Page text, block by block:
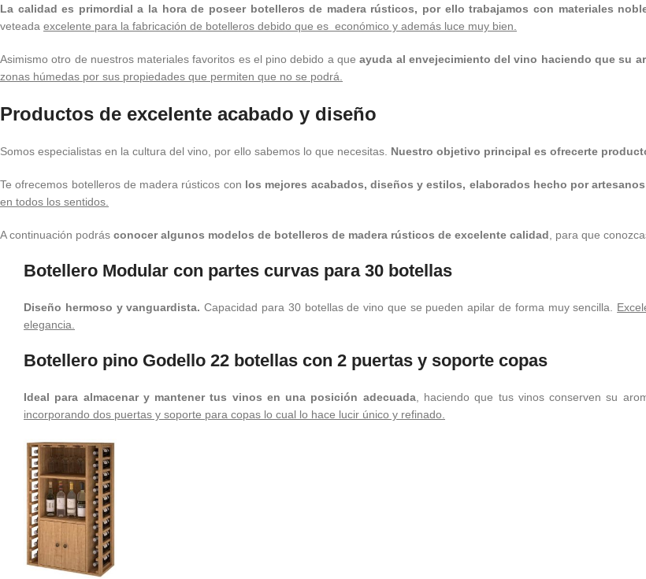
La calidad es primordial a la hora de poseer botelleros de madera rústicos, por ello trabajamos con materiales
veteada excelente para la fabricación de botelleros debido que es económico y además luce muy bien.
Asimismo otro de nuestros materiales favoritos es el pino debido a que ayuda al envejecimiento del vino haciendo que su
zonas húmedas por sus propiedades que permiten que no se podrá.
Productos de excelente acabado y diseño
Somos especialistas en la cultura del vino, por ello sabemos lo que necesitas. Nuestro objetivo principal es ofrecerte
Te ofrecemos botelleros de madera rústicos con los mejores acabados, diseños y estilos, elaborados hecho por
en todos los sentidos.
A continuación podrás conocer algunos modelos de botelleros de madera rústicos de excelente calidad , para que
Botellero Modular con partes curvas para 30 botellas
Diseño hermoso y vanguardista.Capacidad para 30 botellas de vino que se pueden apilar de forma muy sencilla.
elegancia.
Botellero pino Godello 22 botellas con 2 puertas y soporte copas
Ideal para almacenar y mantener tus vinos en una posición adecuada, haciendo que tus vinos conserven su
incorporando dos puertas y soporte para copas lo cual lo hace lucir único y refinado.